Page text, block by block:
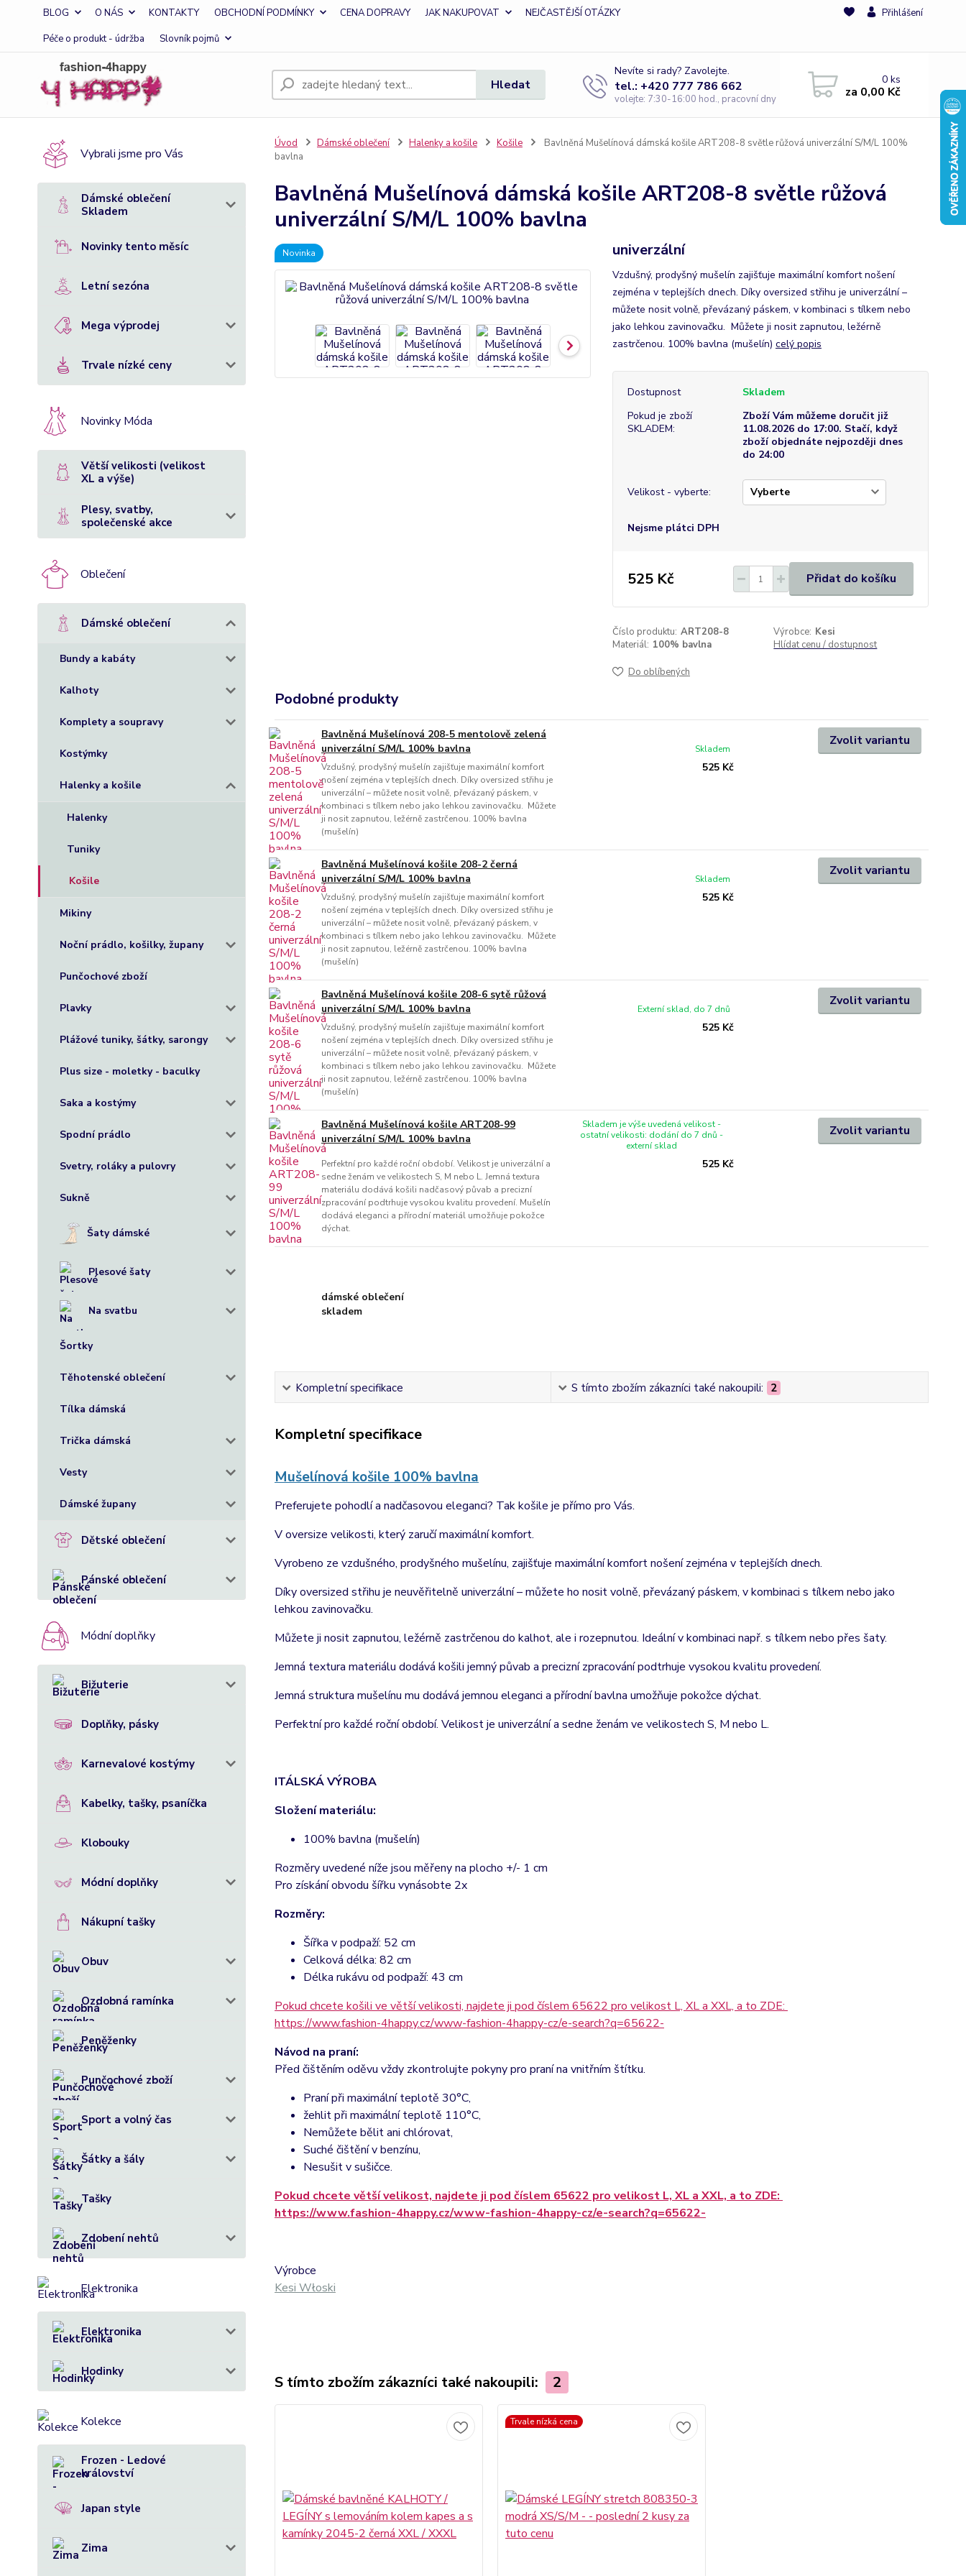
BLOG O NÁS KONTAKTY OBCHODNÍ PODMÍNKY CENA DOPRAVY JAK NAKUPOVAT
NEJČASTĚJŠÍ OTÁZKY
Péče o produkt - údržba
Slovník pojmů
Přihlášení
Hledat
Nevíte si rady? Zavolejte.
tel.: +420 777 786 662
volejte: 7:30-16:00 hod., pracovní dny
0ks
za 0,00 Kč
Vybrali jsme pro Vás
Dámské oblečení
Skladem
Novinky tento měsíc
Letní sezóna
Mega výprodej
Trvale nízké ceny
Novinky Móda
Větší velikosti (velikost
XL a výše)
Plesy, svatby,
společenské akce
Oblečení
Dámské oblečení
Bundy a kabáty
Kalhoty
Komplety a soupravy
Kostýmky
Halenky a košile
Halenky
Tuniky
Košile
Mikiny
Noční prádlo, košilky, župany
Punčochové zboží
Plavky
Plážové tuniky, šátky, sarongy
Plus size - moletky - baculky
Saka a kostýmy
Spodní prádlo
Svetry, roláky a pulovry
Sukně
Šaty dámské
Plesové šaty
Na svatbu
Šortky
Těhotenské oblečení
Tílka dámská
Trička dámská
Vesty
Dámské župany
Dětské oblečení
Pánské oblečení
Módní doplňky
Bižuterie
Doplňky, pásky
Karnevalové kostýmy
Kabelky, tašky, psaníčka
Klobouky
Módní doplňky
Nákupní tašky
Obuv
Ozdobná ramínka
Peněženky
Punčochové zboží
Sport a volný čas
Šátky a šály
Tašky
Zdobení nehtů
Elektronika
Elektronika
Hodinky
Kolekce
Frozen - Ledové
království
Japan style
Zima
Úvod Dámské oblečení Halenky a košile Košile
Bavlněná Mušelínová dámská košile ART208-8 světle růžová univerzální S/M/L 100%
bavlna
Bavlněná Mušelínová dámská košile ART208-8 světle růžová
univerzální S/M/L 100% bavlna
Novinka univerzální
Vzdušný, ​​prodyšný mušelín zajišťuje maximální komfort nošení
zejména v teplejších dnech. Díky oversized střihu je univerzální –
můžete nosit volně, převázaný páskem, v kombinaci s tílkem nebo
jako lehkou zavinovačku. Můžete ji nosit zapnutou, ležérně
zastrčenou. 100% bavlna (mušelín) celý popis
Dostupnost
Skladem
Pokud je zboží
SKLADEM:
Zboží Vám můžeme doručit již
11.08.2026 do 17:00. Stačí, když
zboží objednáte nejpozději dnes
do 24:00
Velikost - vyberte:
Nejsme plátci DPH
525 Kč Přidat do košíku
Číslo produktu: ART208-8 Výrobce: Kesi
Materiál: 100% bavlna Hlídat cenu / dostupnost
Do oblíbených
Podobné produkty
Bavlněná Mušelínová 208-5 mentolově zelená
univerzální S/M/L 100% bavlna
Vzdušný, ​​prodyšný mušelín zajišťuje maximální komfort
nošení zejména v teplejších dnech. Díky oversized střihu je
univerzální – můžete nosit volně, převázaný páskem, v
kombinaci s tílkem nebo jako lehkou zavinovačku. Můžete
ji nosit zapnutou, ležérně zastrčenou. 100% bavlna
(mušelín)
525 Kč
Skladem
Zvolit variantu
Bavlněná Mušelínová košile 208-2 černá
univerzální S/M/L 100% bavlna
Vzdušný, ​​prodyšný mušelín zajišťuje maximální komfort
nošení zejména v teplejších dnech. Díky oversized střihu je
univerzální – můžete nosit volně, převázaný páskem, v
kombinaci s tílkem nebo jako lehkou zavinovačku. Můžete
ji nosit zapnutou, ležérně zastrčenou. 100% bavlna
(mušelín)
525 Kč
Skladem
Zvolit variantu
Bavlněná Mušelínová košile 208-6 sytě růžová
univerzální S/M/L 100% bavlna
Vzdušný, ​​prodyšný mušelín zajišťuje maximální komfort
nošení zejména v teplejších dnech. Díky oversized střihu je
univerzální – můžete nosit volně, převázaný páskem, v
kombinaci s tílkem nebo jako lehkou zavinovačku. Můžete
ji nosit zapnutou, ležérně zastrčenou. 100% bavlna
(mušelín)
525 Kč
Externí sklad, do 7 dnů
Zvolit variantu
Bavlněná Mušelínová košile ART208-99
univerzální S/M/L 100% bavlna
Perfektní pro každé roční období. Velikost je univerzální a
sedne ženám ve velikostech S, M nebo L. Jemná textura
materiálu dodává košili nadčasový půvab a precizní
zpracování podtrhuje vysokou kvalitu provedení. Mušelín
dodává eleganci a přírodní materiál umožňuje pokožce
dýchat.
525 Kč
Skladem je výše uvedená velikost -
ostatní velikosti: dodání do 7 dnů -
externí sklad
Zvolit variantu
dámské oblečení
skladem
Kompletní specifikace S tímto zbožím zákazníci také nakoupili: 2
Kompletní specifikace
Mušelínová košile 100% bavlna
Preferujete pohodlí a nadčasovou eleganci? Tak košile je přímo pro Vás.
V oversize velikosti, který zaručí maximální komfort.
Vyrobeno ze vzdušného, ​​prodyšného mušelínu, zajišťuje maximální komfort nošení zejména v teplejších dnech.
Díky oversized střihu je neuvěřitelně univerzální – můžete ho nosit volně, převázaný páskem, v kombinaci s tílkem nebo jako
lehkou zavinovačku.
Můžete ji nosit zapnutou, ležérně zastrčenou do kalhot, ale i rozepnutou. Ideální v kombinaci např. s tílkem nebo přes šaty.
Jemná textura materiálu dodává košili jemný půvab a precizní zpracování podtrhuje vysokou kvalitu provedení.
Jemná struktura mušelínu mu dodává jemnou eleganci a přírodní bavlna umožňuje pokožce dýchat.
Perfektní pro každé roční období. Velikost je univerzální a sedne ženám ve velikostech S, M nebo L.
ITÁLSKÁ VÝROBA
Složení materiálu:
100% bavlna (mušelín)
Rozměry uvedené níže jsou měřeny na plocho +/- 1 cm
Pro získání obvodu šířku vynásobte 2x
Rozměry:
Šířka v podpaží: 52 cm
Celková délka: 82 cm
Délka rukávu od podpaží: 43 cm
Pokud chcete košili ve větší velikosti, najdete ji pod číslem 65622 pro velikost L, XL a XXL, a to ZDE:
https://www.fashion-4happy.cz/www-fashion-4happy-cz/e-search?q=65622-
Návod na praní:
Před čištěním oděvu vždy zkontrolujte pokyny pro praní na vnitřním štítku.
Praní při maximální teplotě 30°C,
žehlit při maximální teplotě 110°C,
Nemůžete bělit ani chlórovat,
Suché čištění v benzínu,
Nesušit v sušičce.
Pokud chcete větší velikost, najdete ji pod číslem 65622 pro velikost L, XL a XXL, a to ZDE:
https://www.fashion-4happy.cz/www-fashion-4happy-cz/e-search?q=65622-
Výrobce
Kesi Włoski
S tímto zbožím zákazníci také nakoupili: 2
Trvale nízká cena